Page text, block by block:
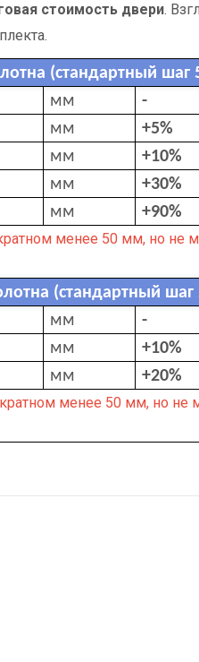
стоимость двери.
(стандартный шаг
мм -
мм +5%
мм +10%
мм +30%
мм +90%
менее 50 мм, но не
(стандартный
мм -
мм +10%
мм +20%
менее 50 мм, но не